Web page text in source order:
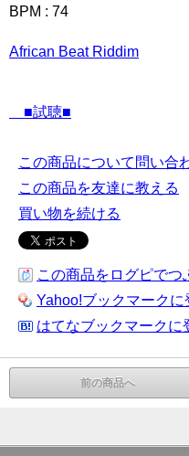
BPM : 74
African Beat Riddim
■試聴■
この商品について問い合
この商品を友達に教える
買い物を続ける
この商品をログピでつ
Yahoo!ブックマークに
はてなブックマークに
前の商品へ